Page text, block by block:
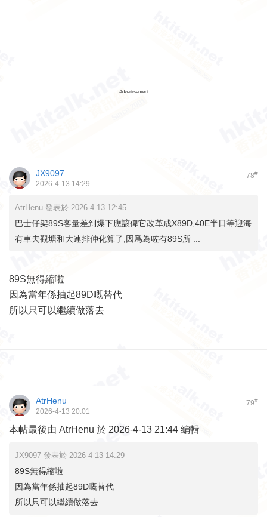
Advertisement
78#
JX9097
2026-4-13 14:29
AtrHenu 發表於 2026-4-13 12:45
巴士仔架89S客量差到爆下應該俾它改革成X89D,40E半日等迎海
有車去觀塘和大連排仲化算了,因爲為咗有89S所 ...
89S無得縮啦
因為當年係抽起89D嘅替代
所以只可以繼續做落去
79#
AtrHenu
2026-4-13 20:01
本帖最後由 AtrHenu 於 2026-4-13 21:44 編輯
JX9097 發表於 2026-4-13 14:29
89S無得縮啦
因為當年係抽起89D嘅替代
所以只可以繼續做落去